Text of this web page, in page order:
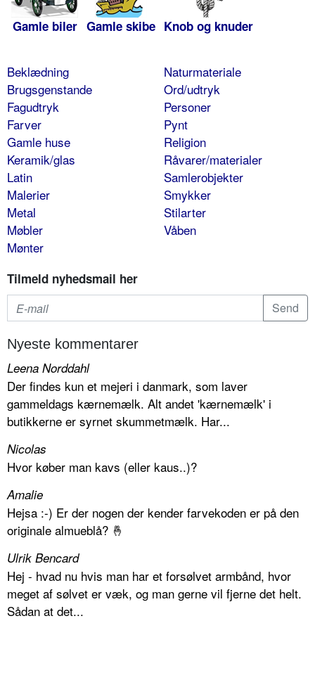
Gamle biler Gamle skibe Knob og knuder
Beklædning
Brugsgenstande
Fagudtryk
Farver
Gamle huse
Keramik/glas
Latin
Malerier
Metal
Møbler
Mønter
Naturmateriale
Ord/udtryk
Personer
Pynt
Religion
Råvarer/materialer
Samlerobjekter
Smykker
Stilarter
Våben
Tilmeld nyhedsmail her
Nyeste kommentarer
Leena Norddahl
Der findes kun et mejeri i danmark, som laver
gammeldags kærnemælk. Alt andet 'kærnemælk' i
butikkerne er syrnet skummetmælk. Har...
Nicolas
Hvor køber man kavs (eller kaus..)?
Amalie
Hejsa :-) Er der nogen der kender farvekoden er på den
originale almueblå? 🤞
Ulrik Bencard
Hej - hvad nu hvis man har et forsølvet armbånd, hvor
meget af sølvet er væk, og man gerne vil fjerne det helt.
Sådan at det...